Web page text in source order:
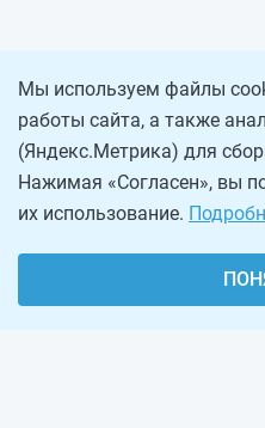
Мы используем файлы
работы сайта, а также
(Яндекс.Метрика) для
Нажимая «Согласен», вы
их использование.